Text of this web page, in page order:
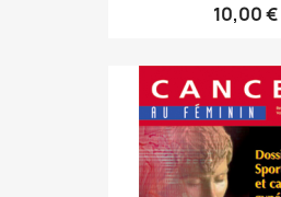
10,00 €